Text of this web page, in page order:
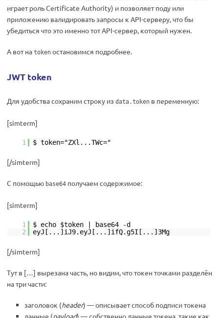
играет роль Certificate Authority) и позволяет поду или
приложению валидировать запросы к API-серверу, что бы
убедиться что это именно тот API-сервер, который нужен.
А вот на token остановимся подробнее.
JWT token
Для удобства сохраним строку из data.token в переменную:
[simterm]
1 $ token="ZXl...TWc="
[/simterm]
С помощью base64 получаем содержимое:
[simterm]
1
$ echo $token | base64 -d
2
eyJ[...]iJ9.eyJ[...]ifQ.g5I[...]3Mg
[/simterm]
Тут в […] вырезана часть, но видим, что токен точками разделён
на три части:
заголовок (header) — описывает способ подписи токена
данные (payload) — собственно данные токена, такие как